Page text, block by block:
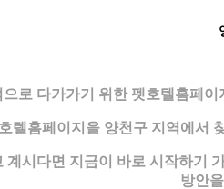
로 다가가기 위한 펫호텔홈페
텔홈페이지을 양천구 지역에서
시다면 지금이 바로 시작하기
방안